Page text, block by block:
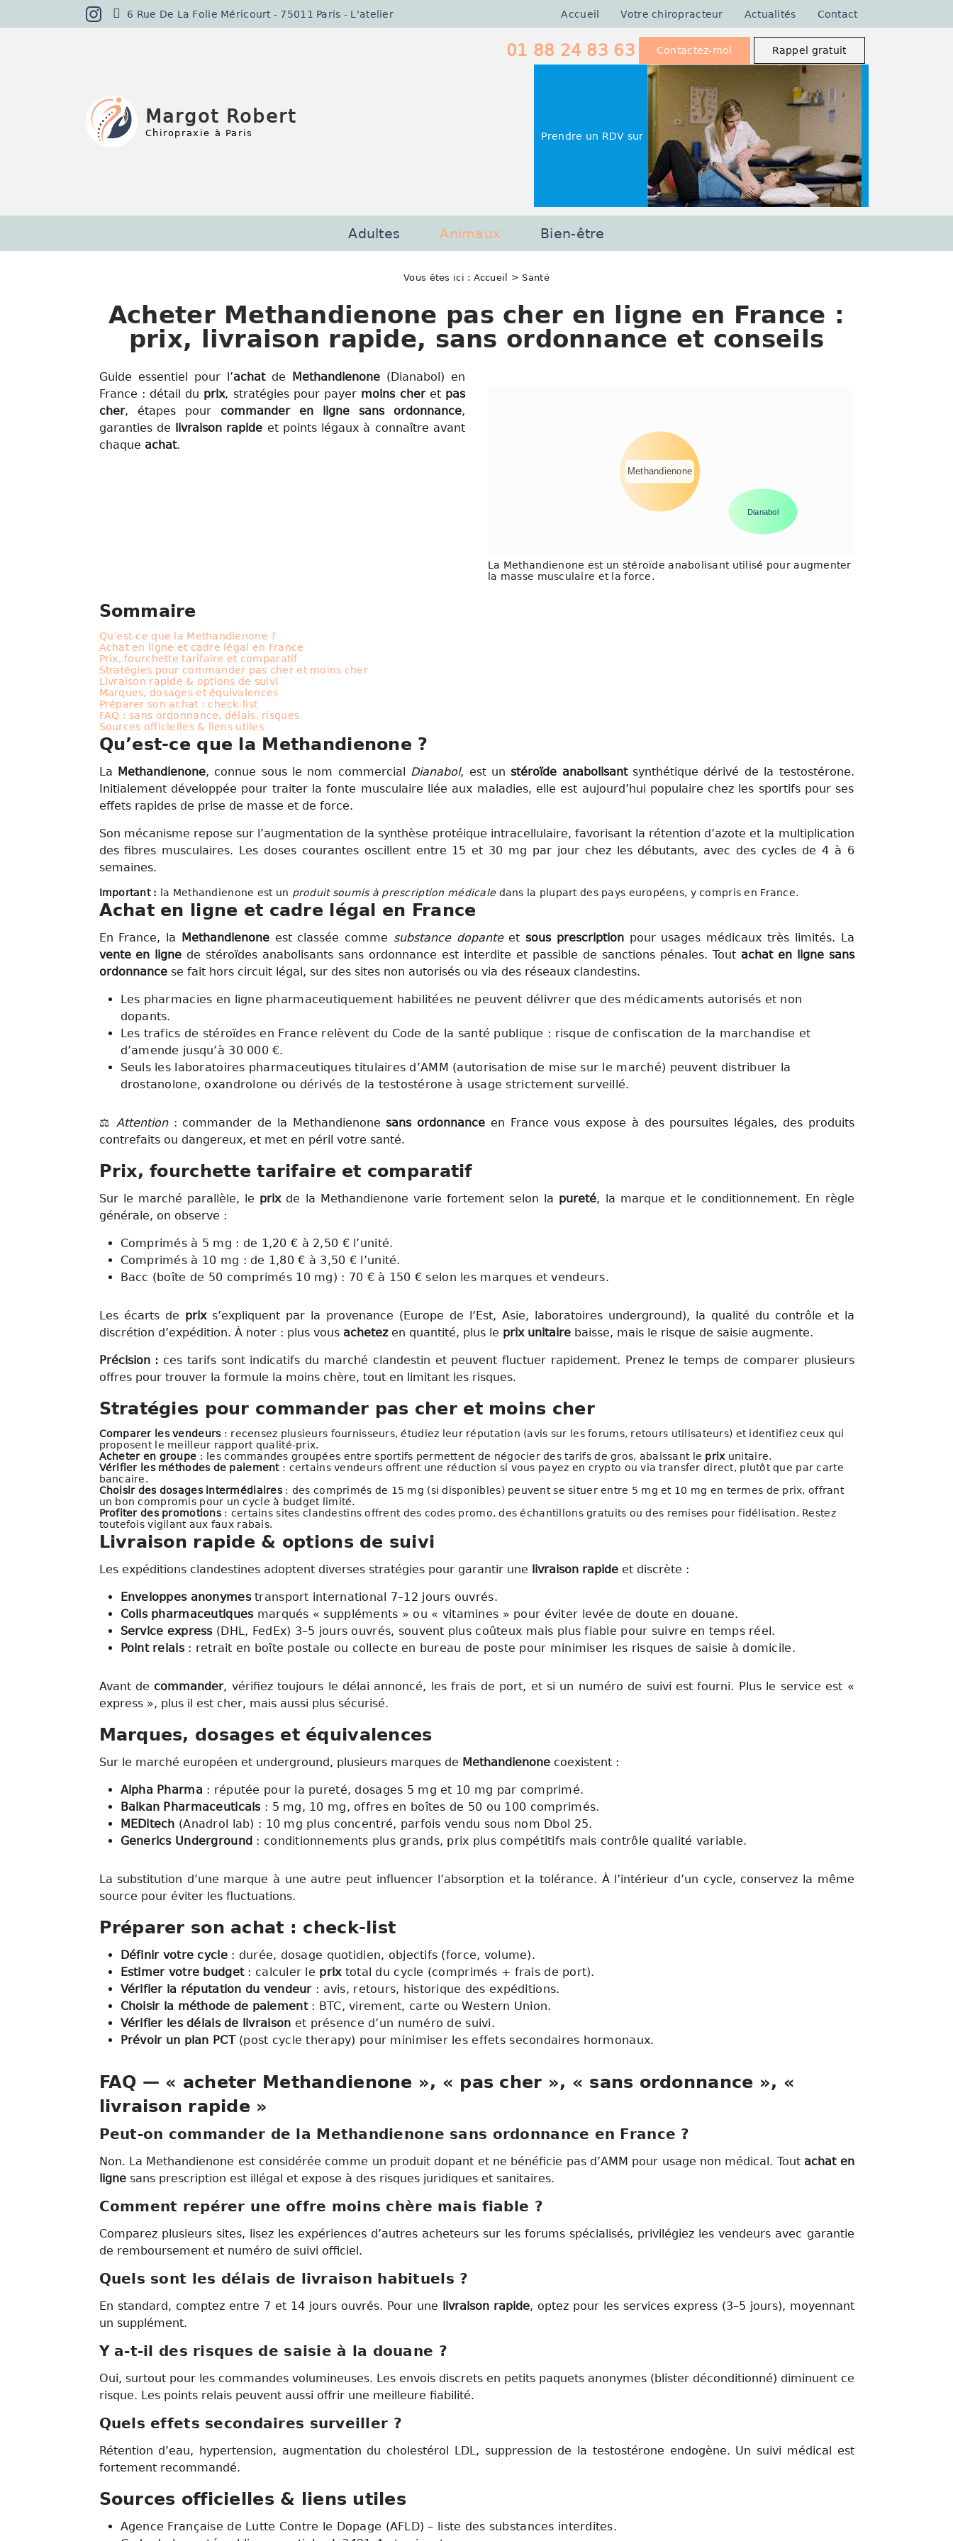
6 Rue De La Folie Méricourt - 75011 Paris - L'atelier Accueil Votre chiropracteur Actualités Contact
Margot Robert
Chiropraxie à Paris
01 88 24 83 63 Contactez-moi Rappel gratuit
Prendre un RDV sur
Adultes Animaux Bien-être
Vous êtes ici : Accueil > Santé
Acheter Methandienone pas cher en ligne en France :
prix, livraison rapide, sans ordonnance et conseils
Guide essentiel pour l’achatde Methandienone(Dianabol) en
France : détail du prix, stratégies pour payer moins cheret pas
cher, étapes pour commander en ligne sans ordonnance,
garanties de livraison rapide et points légaux à connaître avant
chaque achat.
Methandienone
Dianabol
La Methandienone est un stéroïde anabolisant utilisé pour augmenter
la masse musculaire et la force.
Sommaire
Qu’est-ce que la Methandienone ?
Achat en ligne et cadre légal en France
Prix, fourchette tarifaire et comparatif
Stratégies pour commander pas cher et moins cher
Livraison rapide & options de suivi
Marques, dosages et équivalences
Préparer son achat : check-list
FAQ : sans ordonnance, délais, risques
Sources officielles & liens utiles
Qu’est-ce que la Methandienone ?
La Methandienone, connue sous le nom commercial Dianabol, est unstéroïde anabolisantsynthétique dérivé de la testostérone.
Initialement développée pour traiter la fonte musculaire liée aux maladies, elle est aujourd’hui populaire chez les sportifs pour ses
effets rapides de prise de masse et de force.
Son mécanisme repose sur l’augmentation de la synthèse protéique intracellulaire, favorisant la rétention d’azote et la multiplication
des fibres musculaires. Les doses courantes oscillent entre 15 et 30 mg par jour chez les débutants, avec des cycles de 4 à 6
semaines.
Important : la Methandienone est un produit soumis à prescription médicale dans la plupart des pays européens, y compris en France.
Achat en ligne et cadre légal en France
En France, la Methandienoneest classée comme substance dopanteetsous prescriptionpour usages médicaux très limités. La
vente en ligne de stéroïdes anabolisants sans ordonnance est interdite et passible de sanctions pénales. Tout achat en ligne sans
ordonnancese fait hors circuit légal, sur des sites non autorisés ou via des réseaux clandestins.
Les pharmacies en ligne pharmaceutiquement habilitées ne peuvent délivrer que des médicaments autorisés et non
dopants.
Les trafics de stéroïdes en France relèvent du Code de la santé publique : risque de confiscation de la marchandise et
d’amende jusqu’à 30 000 €.
Seuls les laboratoires pharmaceutiques titulaires d’AMM (autorisation de mise sur le marché) peuvent distribuer la
drostanolone, oxandrolone ou dérivés de la testostérone à usage strictement surveillé.
⚖️ Attention: commander de la Methandienonesans ordonnance en France vous expose à des poursuites légales, des produits
contrefaits ou dangereux, et met en péril votre santé.
Prix, fourchette tarifaire et comparatif
Sur le marché parallèle, le prixde la Methandienone varie fortement selon la pureté, la marque et le conditionnement. En règle
générale, on observe :
Comprimés à 5 mg : de 1,20 € à 2,50 € l’unité.
Comprimés à 10 mg : de 1,80 € à 3,50 € l’unité.
Bacc (boîte de 50 comprimés 10 mg) : 70 € à 150 € selon les marques et vendeurs.
Les écarts de prixs’expliquent par la provenance (Europe de l’Est, Asie, laboratoires underground), la qualité du contrôle et la
discrétion d’expédition. À noter : plus vous achetezen quantité, plus le prix unitairebaisse, mais le risque de saisie augmente.
Précision : ces tarifs sont indicatifs du marché clandestin et peuvent fluctuer rapidement. Prenez le temps de comparer plusieurs
offres pour trouver la formule la moins chère, tout en limitant les risques.
Stratégies pour commander pas cher et moins cher
Comparer les vendeurs: recensez plusieurs fournisseurs, étudiez leur réputation (avis sur les forums, retours utilisateurs) et identifiez ceux qui
proposent le meilleur rapport qualité-prix.
Acheter en groupe : les commandes groupées entre sportifs permettent de négocier des tarifs de gros, abaissant le prixunitaire.
Vérifier les méthodes de paiement: certains vendeurs offrent une réduction si vous payez en crypto ou via transfer direct, plutôt que par carte
bancaire.
Choisir des dosages intermédiaires: des comprimés de 15 mg (si disponibles) peuvent se situer entre 5 mg et 10 mg en termes de prix, offrant
un bon compromis pour un cycle à budget limité.
Profiter des promotions: certains sites clandestins offrent des codes promo, des échantillons gratuits ou des remises pour fidélisation. Restez
toutefois vigilant aux faux rabais.
Livraison rapide & options de suivi
Les expéditions clandestines adoptent diverses stratégies pour garantir une livraison rapideet discrète :
Enveloppes anonymestransport international 7–12 jours ouvrés.
Colis pharmaceutiquesmarqués « suppléments » ou « vitamines » pour éviter levée de doute en douane.
Service express(DHL, FedEx) 3–5 jours ouvrés, souvent plus coûteux mais plus fiable pour suivre en temps réel.
Point relais: retrait en boîte postale ou collecte en bureau de poste pour minimiser les risques de saisie à domicile.
Avant de commander, vérifiez toujours le délai annoncé, les frais de port, et si un numéro de suivi est fourni. Plus le service est «
express », plus il est cher, mais aussi plus sécurisé.
Marques, dosages et équivalences
Sur le marché européen et underground, plusieurs marques de Methandienonecoexistent :
Alpha Pharma : réputée pour la pureté, dosages 5 mg et 10 mg par comprimé.
Balkan Pharmaceuticals: 5 mg, 10 mg, offres en boîtes de 50 ou 100 comprimés.
MEDitech (Anadrol lab) : 10 mg plus concentré, parfois vendu sous nom Dbol 25.
Generics Underground : conditionnements plus grands, prix plus compétitifs mais contrôle qualité variable.
La substitution d’une marque à une autre peut influencer l’absorption et la tolérance. À l’intérieur d’un cycle, conservez la même
source pour éviter les fluctuations.
Préparer son achat : check-list
Définir votre cycle: durée, dosage quotidien, objectifs (force, volume).
Estimer votre budget: calculer le prixtotal du cycle (comprimés + frais de port).
Vérifier la réputation du vendeur: avis, retours, historique des expéditions.
Choisir la méthode de paiement: BTC, virement, carte ou Western Union.
Vérifier les délais de livraison et présence d’un numéro de suivi.
Prévoir un plan PCT(post cycle therapy) pour minimiser les effets secondaires hormonaux.
FAQ — « acheter Methandienone », « pas cher », « sans ordonnance », «
livraison rapide »
Peut-on commander de la Methandienone sans ordonnance en France ?
Non. La Methandienone est considérée comme un produit dopant et ne bénéficie pas d’AMM pour usage non médical. Tout achat en
lignesans prescription est illégal et expose à des risques juridiques et sanitaires.
Comment repérer une offre moins chère mais fiable ?
Comparez plusieurs sites, lisez les expériences d’autres acheteurs sur les forums spécialisés, privilégiez les vendeurs avec garantie
de remboursement et numéro de suivi officiel.
Quels sont les délais de livraison habituels ?
En standard, comptez entre 7 et 14 jours ouvrés. Pour une livraison rapide, optez pour les services express (3–5 jours), moyennant
un supplément.
Y a-t-il des risques de saisie à la douane ?
Oui, surtout pour les commandes volumineuses. Les envois discrets en petits paquets anonymes (blister déconditionné) diminuent ce
risque. Les points relais peuvent aussi offrir une meilleure fiabilité.
Quels effets secondaires surveiller ?
Rétention d’eau, hypertension, augmentation du cholestérol LDL, suppression de la testostérone endogène. Un suivi médical est
fortement recommandé.
Sources officielles & liens utiles
Agence Française de Lutte Contre le Dopage (AFLD) – liste des substances interdites.